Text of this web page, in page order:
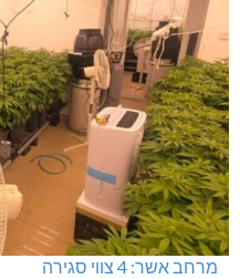
מרחב אשר: 4 צווי סגירה